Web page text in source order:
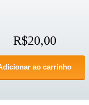
R$20,00
ao carrinho